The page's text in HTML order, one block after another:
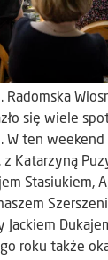
Radomska
się wiele
W ten weekend
Katarzyną
Stasiukiem,
Jackiem
roku także